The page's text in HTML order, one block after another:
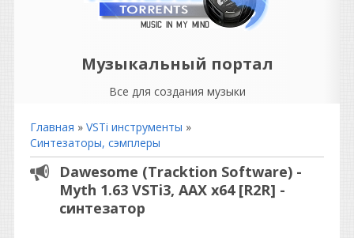
Музыкальный портал
Все для создания музыки
Главная » VSTi инструменты »
Синтезаторы, сэмплеры
Dawesome (Tracktion Software) -
Myth 1.63 VSTi3, AAX x64 [R2R] -
синтезатор